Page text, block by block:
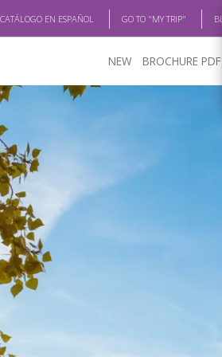
EN ESPAÑOL GO TO "MY TRIP"
NEW BROCHURE PDF